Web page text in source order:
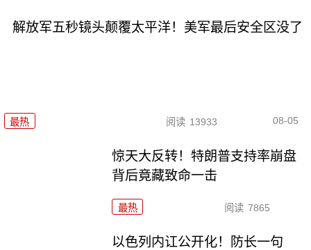
解放军五秒镜头颠覆太平洋！美军最后安全区没了
最热 阅读 13933 08-05
惊天大反转！特朗普支持率崩盘
背后竟藏致命一击
最热 阅读 7865
以色列内讧公开化！防长一句